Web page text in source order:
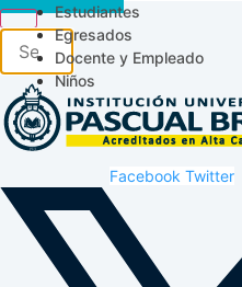
Estudiantes
Egresados
Docente y Empleado
Niños
Facebook Twitter